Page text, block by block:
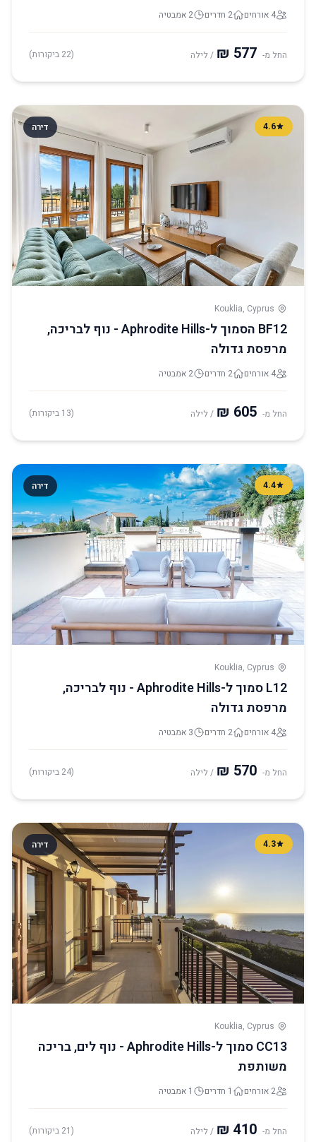
4 אורחים 2 חדרים 2 אמבטיה
החל מ- / לילה (22 ביקורות)
דירה 4.6
Kouklia, Cyprus
BF12 הסמוך ל-Aphrodite Hills - נוף לבריכה,
מרפסת גדולה
4 אורחים 2 חדרים 2 אמבטיה
החל מ- / לילה (13 ביקורות)
דירה 4.4
Kouklia, Cyprus
L12 סמוך ל-Aphrodite Hills - נוף לבריכה,
מרפסת גדולה
4 אורחים 2 חדרים 3 אמבטיה
החל מ- / לילה (24 ביקורות)
דירה 4.3
Kouklia, Cyprus
CC13 סמוך ל-Aphrodite Hills - נוף לים, בריכה
משותפת
2 אורחים 1 חדרים 1 אמבטיה
החל מ- / לילה (21 ביקורות)